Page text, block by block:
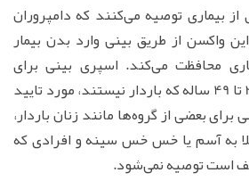
بیماری توصیه می‌کنند که دامپروران
واکسن از طریق بینی وارد بدن بیمار
محافظت می‌کند. اسپری بینی برای
استفاده در افراد سالم 2 تا 49 ساله که باردار نیستند، مورد تایید
بعضی از گروه‌ها مانند زنان باردار،
4 ساله مبتلا به آسم یا خس خس سینه و افرادی که
است توصیه نمی‌شود.